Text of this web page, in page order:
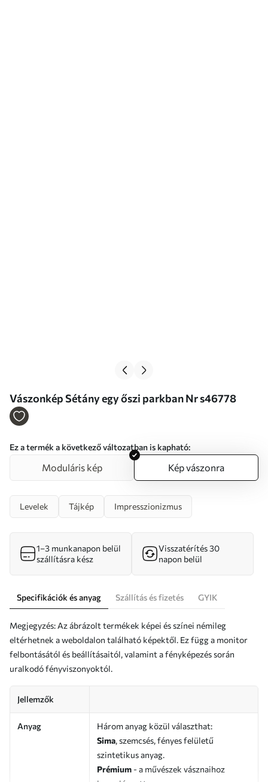
Vászonkép Sétány egy őszi parkban Nr s46778
Ez a termék a következő változatban is kapható:
Moduláris kép Kép vászonra
Levelek Tájkép Impresszionizmus
1–3 munkanapon belül
szállításra kész
Visszatérítés 30
napon belül
Specifikációk és anyag Szállítás és fizetés GYIK
Megjegyzés: Az ábrázolt termékek képei és színei némileg
eltérhetnek a weboldalon található képektől. Ez függ a monitor
felbontásától és beállításaitól, valamint a fényképezés során
uralkodó fényviszonyoktól.
Jellemzők
Anyag
Három anyag közül választhat:
Sima, szemcsés, fényes felületű
szintetikus anyag.
Prémium - a művészek vásznaihoz